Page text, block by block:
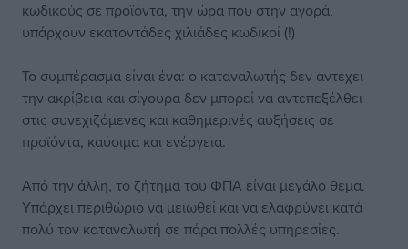
κωδικούς σε προϊόντα, την ώρα που στην αγορά,
υπάρχουν εκατοντάδες χιλιάδες κωδικοί (!)
Το συμπέρασμα είναι ένα: ο καταναλωτής δεν αντέχει
την ακρίβεια και σίγουρα δεν μπορεί να αντεπεξέλθει
στις συνεχιζόμενες και καθημερινές αυξήσεις σε
προϊόντα, καύσιμα και ενέργεια.
Από την άλλη, το ζήτημα του ΦΠΑ είναι μεγάλο θέμα.
Υπάρχει περιθώριο να μειωθεί και να ελαφρύνει κατά
πολύ τον καταναλωτή σε πάρα πολλές υπηρεσίες.